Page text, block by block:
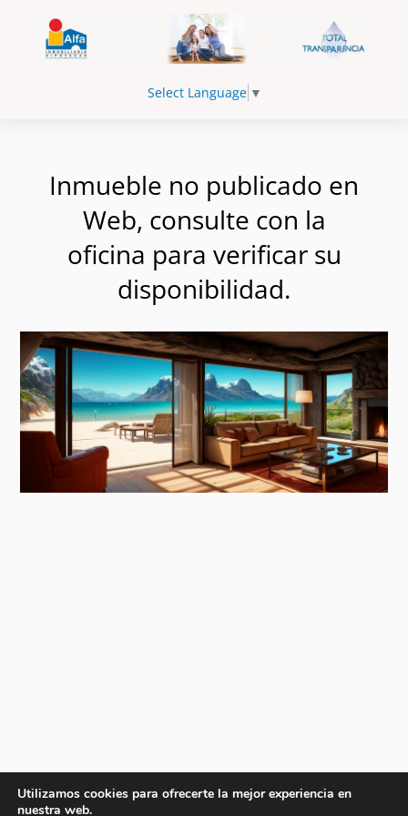
Select Language ▼
Inmueble no publicado en
Web, consulte con la
oficina para verificar su
disponibilidad.
Utilizamos cookies para ofrecerte la mejor experiencia en
nuestra web.